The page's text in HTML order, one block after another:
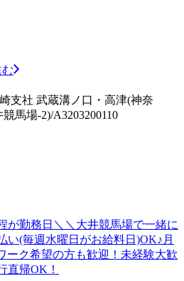
支社 武蔵溝ノ口・高津(神奈
馬場-2)/A3203200110
が勤務日＼＼大井競馬場で一緒に
い(毎週水曜日がお給料日)OK♪月
ーク希望の方も歓迎！未経験大歓
直帰OK！